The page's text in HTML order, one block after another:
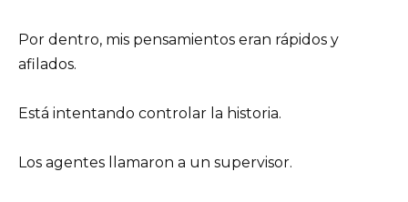
Por dentro, mis pensamientos eran rápidos y
afilados.
Está intentando controlar la historia.
Los agentes llamaron a un supervisor.